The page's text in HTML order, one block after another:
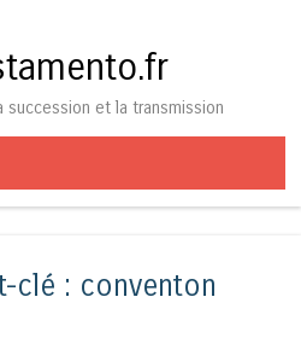
succession et la transmission
clé : conventon